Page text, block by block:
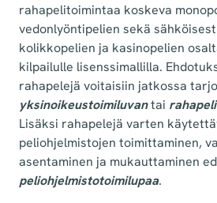
rahapelitoimintaa koskeva
vedonlyöntipelien sekä
kolikkopelien ja kasinopelien
kilpailulle lisenssimallilla.
rahapelejä voitaisiin jatkossa
yksinoikeustoimiluvantai
Lisäksi rahapelejä varten
peliohjelmistojen toimittaminen,
asentaminen ja mukauttaminen
peliohjelmistotoimilupaa.